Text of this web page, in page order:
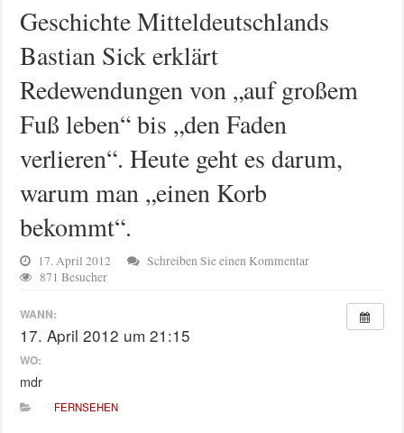
Geschichte Mitteldeutschlands
Bastian Sick erklärt
Redewendungen von „auf großem
Fuß leben“ bis „den Faden
verlieren“. Heute geht es darum,
warum man „einen Korb
bekommt“.
17. April 2012
Schreiben Sie einen Kommentar
871 Besucher
WANN:
17. April 2012 um 21:15
WO:
mdr
FERNSEHEN